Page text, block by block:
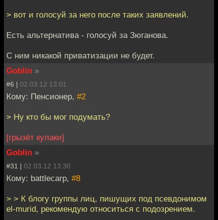
> вот и голосуй за него после таких заявлений.
Есть альтернатива - голосуй за Зюганова.
С ним никакой приватизации не будет.
Goblin »
#6 | 02.03.12 13:01
Кому: Пенсионер, #2
> Ну кто бы мог подумать?
[грызёт кулаки]
Goblin »
#31 | 02.03.12 13:30
Кому: battlecarp, #8
> > К блогу группы лиц, пишущих под псевдонимом
el-murid, рекомендую относиться с подозрением.